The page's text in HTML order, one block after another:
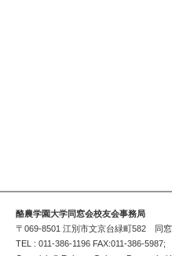
酪農学園大学同窓会校友会事務局
〒069-8501 江別市文京台緑町582 同
TEL : 011-386-1196 FAX:011-386-5987;